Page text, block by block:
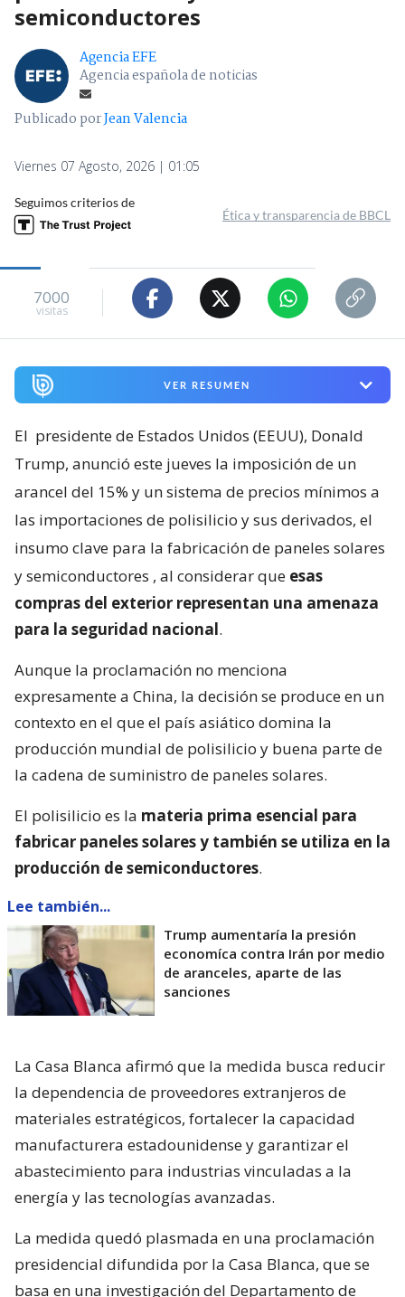
semiconductores
Agencia EFE
Agencia española de noticias
Publicado porJean Valencia
Viernes 07 Agosto, 2026 | 01:05
Seguimos criterios de
Ética y transparencia de BBCL
7000
visitas
VER RESUMEN
El presidente de Estados Unidos (EEUU), Donald
Trump, anunció este jueves la imposición de un
arancel del 15% y un sistema de precios mínimos a
las importaciones de polisilicio y sus derivados, el
insumo clave para la fabricación de paneles solares
y semiconductores , al considerar que esas
compras del exterior representan una amenaza
para la seguridad nacional.
Aunque la proclamación no menciona
expresamente a China, la decisión se produce en un
contexto en el que el país asiático domina la
producción mundial de polisilicio y buena parte de
la cadena de suministro de paneles solares.
El polisilicio es la materia prima esencial para
fabricar paneles solares y también se utiliza en la
producción de semiconductores.
Lee también...
Trump aumentaría la presión
economíca contra Irán por medio
de aranceles, aparte de las
sanciones
La Casa Blanca afirmó que la medida busca reducir
la dependencia de proveedores extranjeros de
materiales estratégicos, fortalecer la capacidad
manufacturera estadounidense y garantizar el
abastecimiento para industrias vinculadas a la
energía y las tecnologías avanzadas.
La medida quedó plasmada en una proclamación
presidencial difundida por la Casa Blanca, que se
basa en una investigación del Departamento de